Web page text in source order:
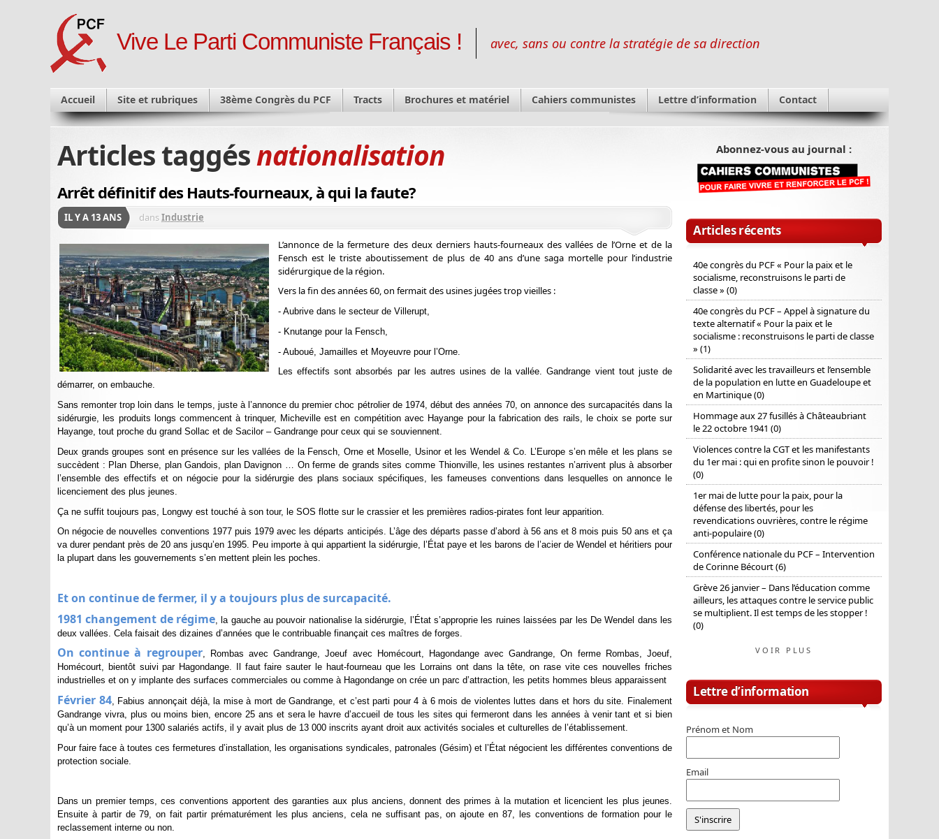
Vive Le Parti Communiste Français ! avec, sans ou contre la stratégie de sa direction
Accueil Site et rubriques 38ème Congrès du PCF Tracts Brochures et matériel Cahiers communistes Lettre d’information Contact
Articles taggésnationalisation
Arrêt définitif des Hauts-fourneaux, à qui la faute?
IL Y A 13 ANS dansIndustrie
L’annonce de la fermeture des deux derniers hauts-fourneaux des vallées de l’Orne et de la
Fensch est le triste aboutissement de plus de 40 ans d’une saga mortelle pour l’industrie
sidérurgique de la région.
Vers la fin des années 60, on fermait des usines jugées trop vieilles :
- Aubrive dans le secteur de Villerupt,
- Knutange pour la Fensch,
- Auboué, Jamailles et Moyeuvre pour l’Orne.
Les effectifs sont absorbés par les autres usines de la vallée. Gandrange vient tout juste de
démarrer, on embauche.
Sans remonter trop loin dans le temps, juste à l’annonce du premier choc pétrolier de 1974, début des années 70, on annonce des surcapacités dans la
sidérurgie, les produits longs commencent à trinquer, Micheville est en compétition avec Hayange pour la fabrication des rails, le choix se porte sur
Hayange, tout proche du grand Sollac et de Sacilor – Gandrange pour ceux qui se souviennent.
Deux grands groupes sont en présence sur les vallées de la Fensch, Orne et Moselle, Usinor et les Wendel & Co. L’Europe s’en mêle et les plans se
succèdent : Plan Dherse, plan Gandois, plan Davignon … On ferme de grands sites comme Thionville, les usines restantes n’arrivent plus à absorber
l’ensemble des effectifs et on négocie pour la sidérurgie des plans sociaux spécifiques, les fameuses conventions dans lesquelles on annonce le
licenciement des plus jeunes.
Ça ne suffit toujours pas, Longwy est touché à son tour, le SOS flotte sur le crassier et les premières radios-pirates font leur apparition.
On négocie de nouvelles conventions 1977 puis 1979 avec les départs anticipés. L’âge des départs passe d’abord à 56 ans et 8 mois puis 50 ans et ça
va durer pendant près de 20 ans jusqu’en 1995. Peu importe à qui appartient la sidérurgie, l’État paye et les barons de l’acier de Wendel et héritiers pour
la plupart dans les gouvernements s’en mettent plein les poches.
Et on continue de fermer, il y a toujours plus de surcapacité.
1981 changement de régime , la gauche au pouvoir nationalise la sidérurgie, l’État s’approprie les ruines laissées par les De Wendel dans les
deux vallées. Cela faisait des dizaines d’années que le contribuable finançait ces maîtres de forges.
On continue à regrouper, Rombas avec Gandrange, Joeuf avec Homécourt, Hagondange avec Gandrange, On ferme Rombas, Joeuf,
Homécourt, bientôt suivi par Hagondange. Il faut faire sauter le haut-fourneau que les Lorrains ont dans la tête, on rase vite ces nouvelles friches
industrielles et on y implante des surfaces commerciales ou comme à Hagondange on crée un parc d’attraction, les petits hommes bleus apparaissent
Février 84, Fabius annonçait déjà, la mise à mort de Gandrange, et c’est parti pour 4 à 6 mois de violentes luttes dans et hors du site. Finalement
Gandrange vivra, plus ou moins bien, encore 25 ans et sera le havre d’accueil de tous les sites qui fermeront dans les années à venir tant et si bien
qu’à un moment pour 1300 salariés actifs, il y avait plus de 13 000 inscrits ayant droit aux activités sociales et culturelles de l’établissement.
Pour faire face à toutes ces fermetures d’installation, les organisations syndicales, patronales (Gésim) et l’État négocient les différentes conventions de
protection sociale.
Dans un premier temps, ces conventions apportent des garanties aux plus anciens, donnent des primes à la mutation et licencient les plus jeunes.
Ensuite à partir de 79, on fait partir prématurément les plus anciens, cela ne suffisant pas, on ajoute en 87, les conventions de formation pour le
reclassement interne ou non.
Abonnez-vous au journal :
Articles récents
40e congrès du PCF « Pour la paix et le
socialisme, reconstruisons le parti de
classe » (0)
40e congrès du PCF – Appel à signature du
texte alternatif « Pour la paix et le
socialisme : reconstruisons le parti de classe
» (1)
Solidarité avec les travailleurs et l’ensemble
de la population en lutte en Guadeloupe et
en Martinique (0)
Hommage aux 27 fusillés à Châteaubriant
le 22 octobre 1941 (0)
Violences contre la CGT et les manifestants
du 1er mai : qui en profite sinon le pouvoir !
(0)
1er mai de lutte pour la paix, pour la
défense des libertés, pour les
revendications ouvrières, contre le régime
anti-populaire (0)
Conférence nationale du PCF – Intervention
de Corinne Bécourt (6)
Grève 26 janvier – Dans l’éducation comme
ailleurs, les attaques contre le service public
se multiplient. Il est temps de les stopper !
(0)
VOIR PLUS
Lettre d’information
Prénom et Nom
Email